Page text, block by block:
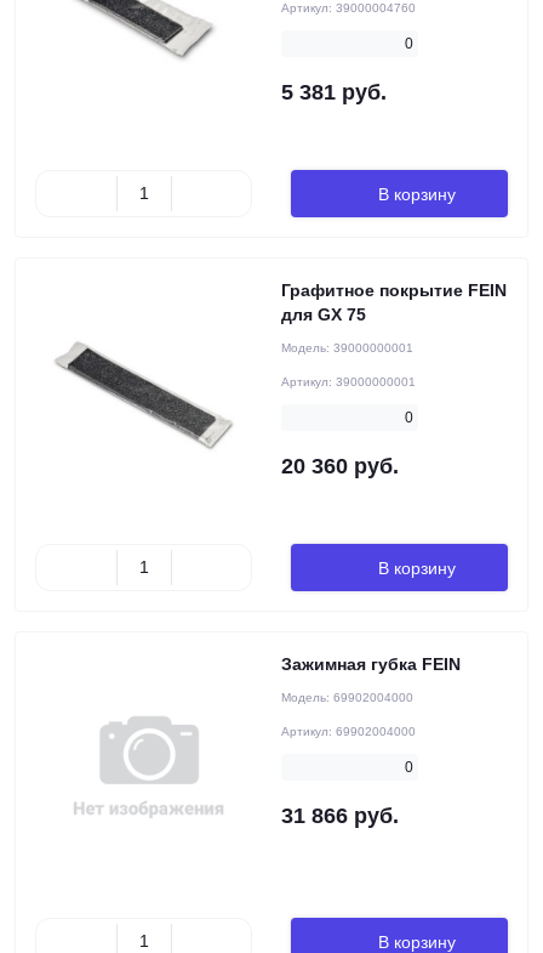
Артикул: 39000004760
0
5 381 руб.
В корзину
Графитное покрытие FEIN
для GX 75
Модель: 39000000001
Артикул: 39000000001
0
20 360 руб.
В корзину
Зажимная губка FEIN
Модель: 69902004000
Артикул: 69902004000
0
31 866 руб.
В корзину